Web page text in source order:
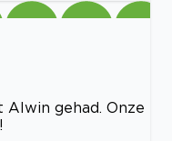
gehad. Onze